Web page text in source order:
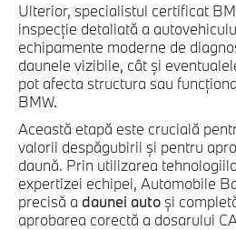
Ulterior, specialistul certificat
inspecție detaliată a
echipamente moderne de
daunele vizibile, cât și
pot afecta structura sau
BMW.
Această etapă este crucială
valorii despăgubirii și pentru
daună. Prin utilizarea
expertizei echipei, Automobile
precisă a daunei auto și
aprobarea corectă a dosarului